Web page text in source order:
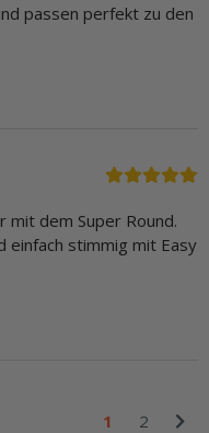
passen perfekt zu den
mit dem Super Round.
einfach stimmig mit Easy
1 2